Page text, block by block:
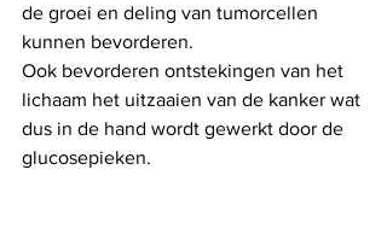
de groei en deling van tumorcellen
kunnen bevorderen.
Ook bevorderen ontstekingen van het
lichaam het uitzaaien van de kanker wat
dus in de hand wordt gewerkt door de
glucosepieken.